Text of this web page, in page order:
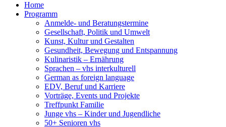
Home
Programm
Anmelde- und Beratungstermine
Gesellschaft, Politik und Umwelt
Kunst, Kultur und Gestalten
Gesundheit, Bewegung und Entspannung
Kulinaristik – Ernährung
Sprachen – vhs interkulturell
German as foreign language
EDV, Beruf und Karriere
Vorträge, Events und Projekte
Treffpunkt Familie
Junge vhs – Kinder und Jugendliche
50+ Senioren vhs